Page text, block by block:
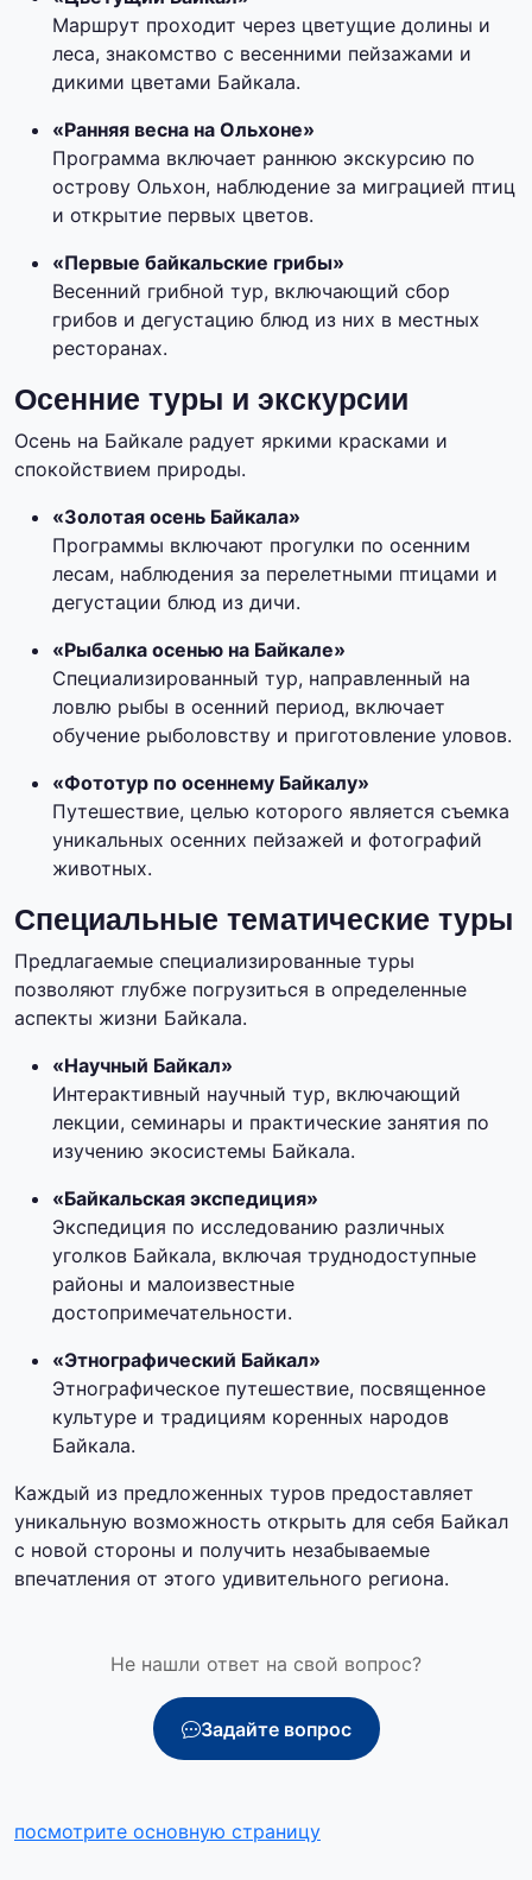
Маршрут проходит через цветущие долины и
леса, знакомство с весенними пейзажами и
дикими цветами Байкала.
«Ранняя весна на Ольхоне»
Программа включает раннюю экскурсию по
острову Ольхон, наблюдение за миграцией птиц
и открытие первых цветов.
«Первые байкальские грибы»
Весенний грибной тур, включающий сбор
грибов и дегустацию блюд из них в местных
ресторанах.
Осенние туры и экскурсии
Осень на Байкале радует яркими красками и
спокойствием природы.
«Золотая осень Байкала»
Программы включают прогулки по осенним
лесам, наблюдения за перелетными птицами и
дегустации блюд из дичи.
«Рыбалка осенью на Байкале»
Специализированный тур, направленный на
ловлю рыбы в осенний период, включает
обучение рыболовству и приготовление уловов.
«Фототур по осеннему Байкалу»
Путешествие, целью которого является съемка
уникальных осенних пейзажей и фотографий
животных.
Специальные тематические туры
Предлагаемые специализированные туры
позволяют глубже погрузиться в определенные
аспекты жизни Байкала.
«Научный Байкал»
Интерактивный научный тур, включающий
лекции, семинары и практические занятия по
изучению экосистемы Байкала.
«Байкальская экспедиция»
Экспедиция по исследованию различных
уголков Байкала, включая труднодоступные
районы и малоизвестные
достопримечательности.
«Этнографический Байкал»
Этнографическое путешествие, посвященное
культуре и традициям коренных народов
Байкала.
Каждый из предложенных туров предоставляет
уникальную возможность открыть для себя Байкал
с новой стороны и получить незабываемые
впечатления от этого удивительного региона.
Не нашли ответ на свой вопрос?
Задайте вопрос
посмотрите основную страницу